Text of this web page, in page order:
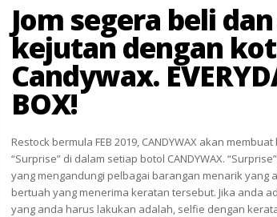
Jom segera beli
kejutan dengan
Candywax.
BOX!
Restock bermula FEB 2019, CANDYWAX akan
“Surprise” di dalam setiap botol CANDYWAX.
yang mengandungi pelbagai barangan menarik yang
bertuah yang menerima keratan tersebut. Jika anda
yang anda harus lakukan adalah, selfie dengan